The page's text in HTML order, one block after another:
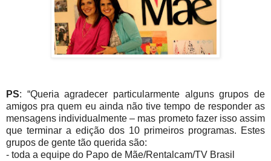
PS: “Queria agradecer particularmente alguns grupos de
amigos pra quem eu ainda não tive tempo de responder as
mensagens individualmente – mas prometo fazer isso assim
que terminar a edição dos 10 primeiros programas. Estes
grupos de gente tão querida são:
- toda a equipe do Papo de Mãe/Rentalcam/TV Brasil